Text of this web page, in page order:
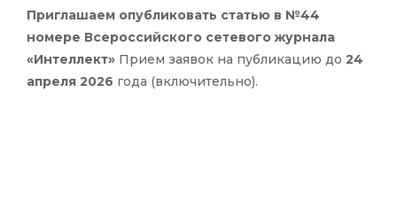
Приглашаем опубликовать статью в №44
номере Всероссийского сетевого журнала
«Интеллект» Прием заявок на публикацию до 24
апреля 2026 года (включительно).